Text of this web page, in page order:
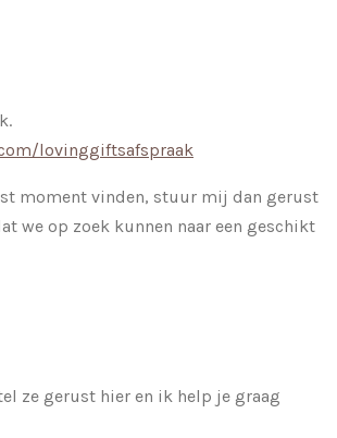
lovinggiftsafspraak
moment vinden, stuur mij dan gerust
we op zoek kunnen naar een geschikt
ze gerust hier en ik help je graag